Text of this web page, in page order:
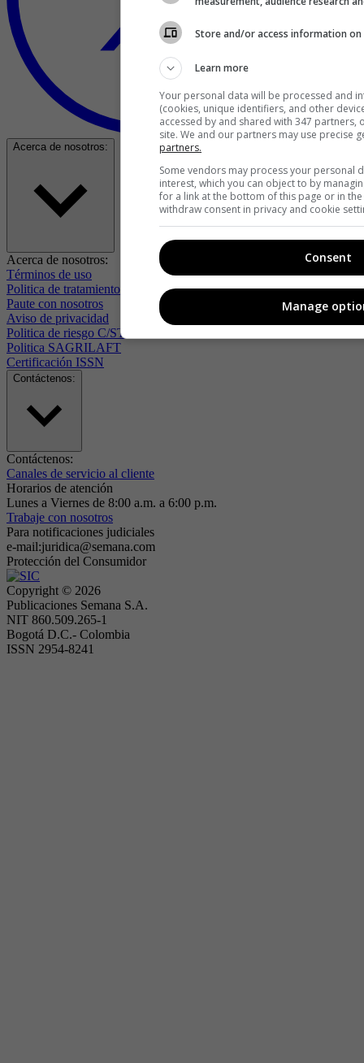
Acerca de nosotros:
Acerca de nosotros:
Términos de uso
Politica de tratamiento de datos
Paute con nosotros
Aviso de privacidad
Politica de riesgo C/ST
Politica SAGRILAFT
Certificación ISSN
Contáctenos:
Contáctenos:
Canales de servicio al cliente
Horarios de atención
Lunes a Viernes de 8:00 a.m. a 6:00 p.m.
Trabaje con nosotros
Para notificaciones judiciales
e-mail:juridica@semana.com
Protección del Consumidor
Copyright © 2026
Publicaciones Semana S.A.
NIT 860.509.265-1
Bogotá D.C.- Colombia
ISSN 2954-8241
Store and/or access information on
Learn more
Your personal data will be processed and
(cookies, unique identifiers, and other
accessed by and shared with 347 partners,
site. We and our partners may use precise
partners.
Some vendors may process your personal
interest, which you can object to by
for a link at the bottom of this page or in
withdraw consent in privacy and cookie
Consent
Manage